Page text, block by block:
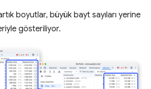
boyutlar, büyük bayt sayıları yerine
gösteriliyor.